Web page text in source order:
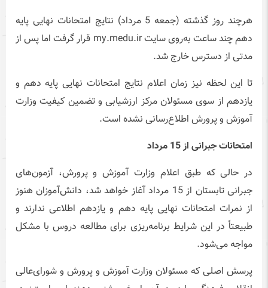
هرچند روز گذشته (جمعه 5 مرداد) نتایج امتحانات نهایی پایه
دهم چند ساعت به‌روی سایت my.medu.ir قرار گرفت اما پس از
مدتی از دسترس خارج شد.
تا این لحظه نیز زمان اعلام نتایج امتحانات نهایی پایه دهم و
یازدهم از سوی مسئولان مرکز ارزشیابی و تضمین کیفیت وزارت
آموزش و پرورش اطلاع‌رسانی نشده است.
امتحانات جبرانی از 15 مرداد
در حالی که طبق اعلام وزارت آموزش و پرورش، آزمون‌های
جبرانی تابستان از 15 مرداد آغاز خواهد شد، دانش‌آموزان هنوز
از نمرات امتحانات نهایی پایه دهم و یازدهم اطلاعی ندارند و
طبیعتاً در این شرایط برنامه‌ریزی برای مطالعه دروس با مشکل
مواجه می‌شود.
پرسش اصلی که مسئولان وزارت آموزش و پرورش و شورای‌عالی